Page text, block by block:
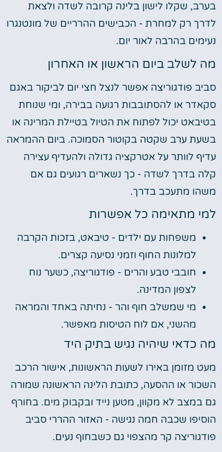
בערב, שקלו לישון בלינה קרובה לשדה ולצאת
לדרך רק למחרת - הכבישים ההרריים של מונטנגרו
נעימים בהרבה לאור יום.
מה לשלב ביום הראשון או האחרון
סביב פודגוריצה אפשר לנצל חצי יום לביקור באגם
סקאדר או להסתובבות רגועה בבירה, ומי שנוחת
בטיבאט יכול לפתוח את הטיול בטיילת המרינה או
בשעת ערב שקטה בקוטור הסמוכה. ביום ההמראה
עדיף לוותר על אטרקציה גדולה ולהעדיף עצירה
קלה בדרך לשדה - כך נשארים רגועים גם אם
משהו מתעכב בדרך.
למי מתאימה כל אפשרות
משפחות עם ילדים - טיבאט, בזכות הקרבה
למלונות החוף וזמני נסיעה קצרים.
חובבי טבע והרים - פודגוריצה, כשער נוח
לצפון המדינה.
מי שמשלב חוף והר - נחיתה באחד והמראה
מהשני, אם לוח הטיסות מאפשר.
מה כדאי שיהיה נגיש בתיק היד
מעט מזומן באירו לשעות הראשונות, אישור הרכב
השכור או ההסעה, כתובת הלינה הראשונה שמורה
גם במצב לא מקוון, מטען נייד ובקבוק מים. בחורף
הוסיפו שכבה חמה נגישה - האזור ההררי סביב
פודגוריצה קר מהצפוי גם כשבחוף נעים.